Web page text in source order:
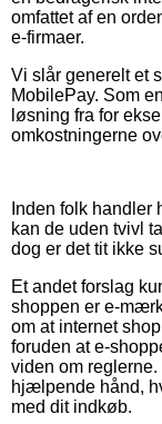
omfattet af en
e-firmaer.
Vi slår generelt et
MobilePay. Som
løsning fra for
omkostningerne
Inden folk
kan de uden tvivl
dog er det tit ikke
Et andet forslag
shoppen er e-
om at internet
foruden at e-
viden om
hjælpende hånd,
med dit indkøb.